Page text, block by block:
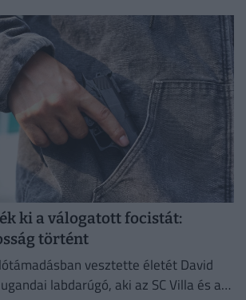
ki a válogatott focistát:
történt
vesztette életét David
labdarúgó, aki az SC Villa és a